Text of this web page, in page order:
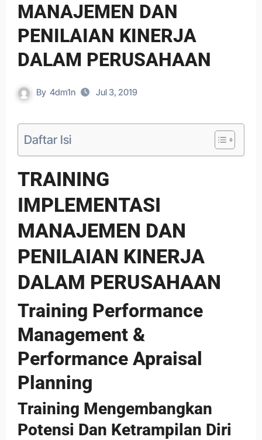
MANAJEMEN DAN
PENILAIAN KINERJA
DALAM PERUSAHAAN
By 4dm1n Jul 3, 2019
Daftar Isi
TRAINING
IMPLEMENTASI
MANAJEMEN DAN
PENILAIAN KINERJA
DALAM PERUSAHAAN
Training Performance
Management &
Performance Apraisal
Planning
Training Mengembangkan
Potensi Dan Ketrampilan Diri